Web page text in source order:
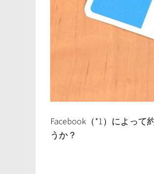
Facebook（*1）によって
うか？